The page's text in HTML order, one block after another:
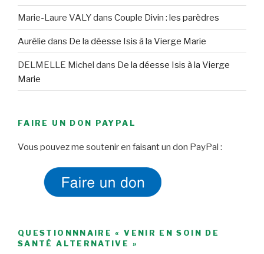
Marie-Laure VALYdans Couple Divin : les parèdres
Aurélie dans De la déesse Isis à la Vierge Marie
DELMELLE Michel dans De la déesse Isis à la Vierge
Marie
FAIRE UN DON PAYPAL
Vous pouvez me soutenir en faisant un don PayPal :
QUESTIONNNAIRE « VENIR EN SOIN DE
SANTÉ ALTERNATIVE »